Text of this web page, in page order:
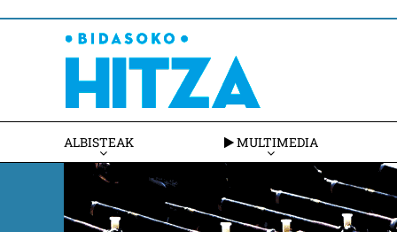
ALBISTEAK MULTIMEDIA